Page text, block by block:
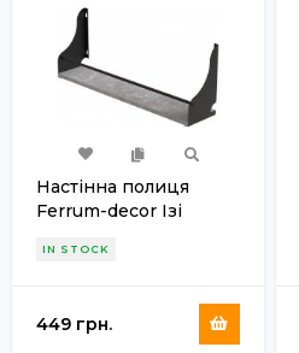
Настінна полиця
Ferrum-decor Ізі
Чорний ДСП Бетон 16
IN STOCK
449 грн.